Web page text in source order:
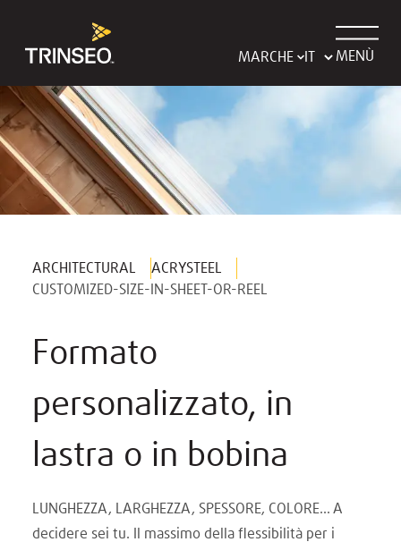
MARCHE MENÙ
ARCHITECTURAL
ACRYSTEEL
CUSTOMIZED-SIZE-IN-SHEET-OR-REEL
Formato
personalizzato, in
lastra o in bobina
LUNGHEZZA, LARGHEZZA, SPESSORE, COLORE... A
decidere sei tu. Il massimo della flessibilità per i